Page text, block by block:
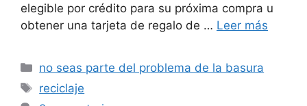
elegible por crédito para su próxima compra u
obtener una tarjeta de regalo de … Leer más
Categorías
no seas parte del problema de la basura
Etiquetas
reciclaje